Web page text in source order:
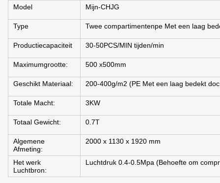
Model Mijn-CHJG
Type Twee compartimentenpe Met een laag
Productiecapaciteit 30-50PCS/MIN tijden/min
Maximumgrootte: 500 x500mm
Geschikt Materiaal: 200-400g/m2 (PE Met een laag bedekt
Totale Macht: 3KW
Totaal Gewicht: 0.7T
Algemene
Afmeting:
2000 x 1130 x 1920 mm
Het werk
Luchtbron:
Luchtdruk 0.4-0.5Mpa (Behoefte om